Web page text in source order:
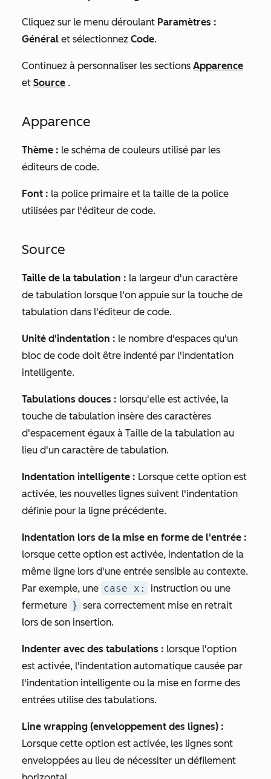
Cliquez sur le menu déroulant Paramètres :
Général et sélectionnez Code.
Continuez à personnaliser les sections Apparence
et Source .
Apparence
Thème : le schéma de couleurs utilisé par les
éditeurs de code.
Font : la police primaire et la taille de la police
utilisées par l'éditeur de code.
Source
Taille de la tabulation : la largeur d'un caractère
de tabulation lorsque l'on appuie sur la touche de
tabulation dans l'éditeur de code.
Unité d'indentation : le nombre d'espaces qu'un
bloc de code doit être indenté par l'indentation
intelligente.
Tabulations douces : lorsqu'elle est activée, la
touche de tabulation insère des caractères
d'espacement égaux à Taille de la tabulation au
lieu d'un caractère de tabulation.
Indentation intelligente : Lorsque cette option est
activée, les nouvelles lignes suivent l'indentation
définie pour la ligne précédente.
Indentation lors de la mise en forme de l'entrée :
lorsque cette option est activée, indentation de la
même ligne lors d'une entrée sensible au contexte.
Par exemple, une case x:
instruction ou une
fermeture } sera correctement mise en retrait
lors de son insertion.
Indenter avec des tabulations : lorsque l'option
est activée, l'indentation automatique causée par
l'indentation intelligente ou la mise en forme des
entrées utilise des tabulations.
Line wrapping (enveloppement des lignes) :
Lorsque cette option est activée, les lignes sont
enveloppées au lieu de nécessiter un défilement